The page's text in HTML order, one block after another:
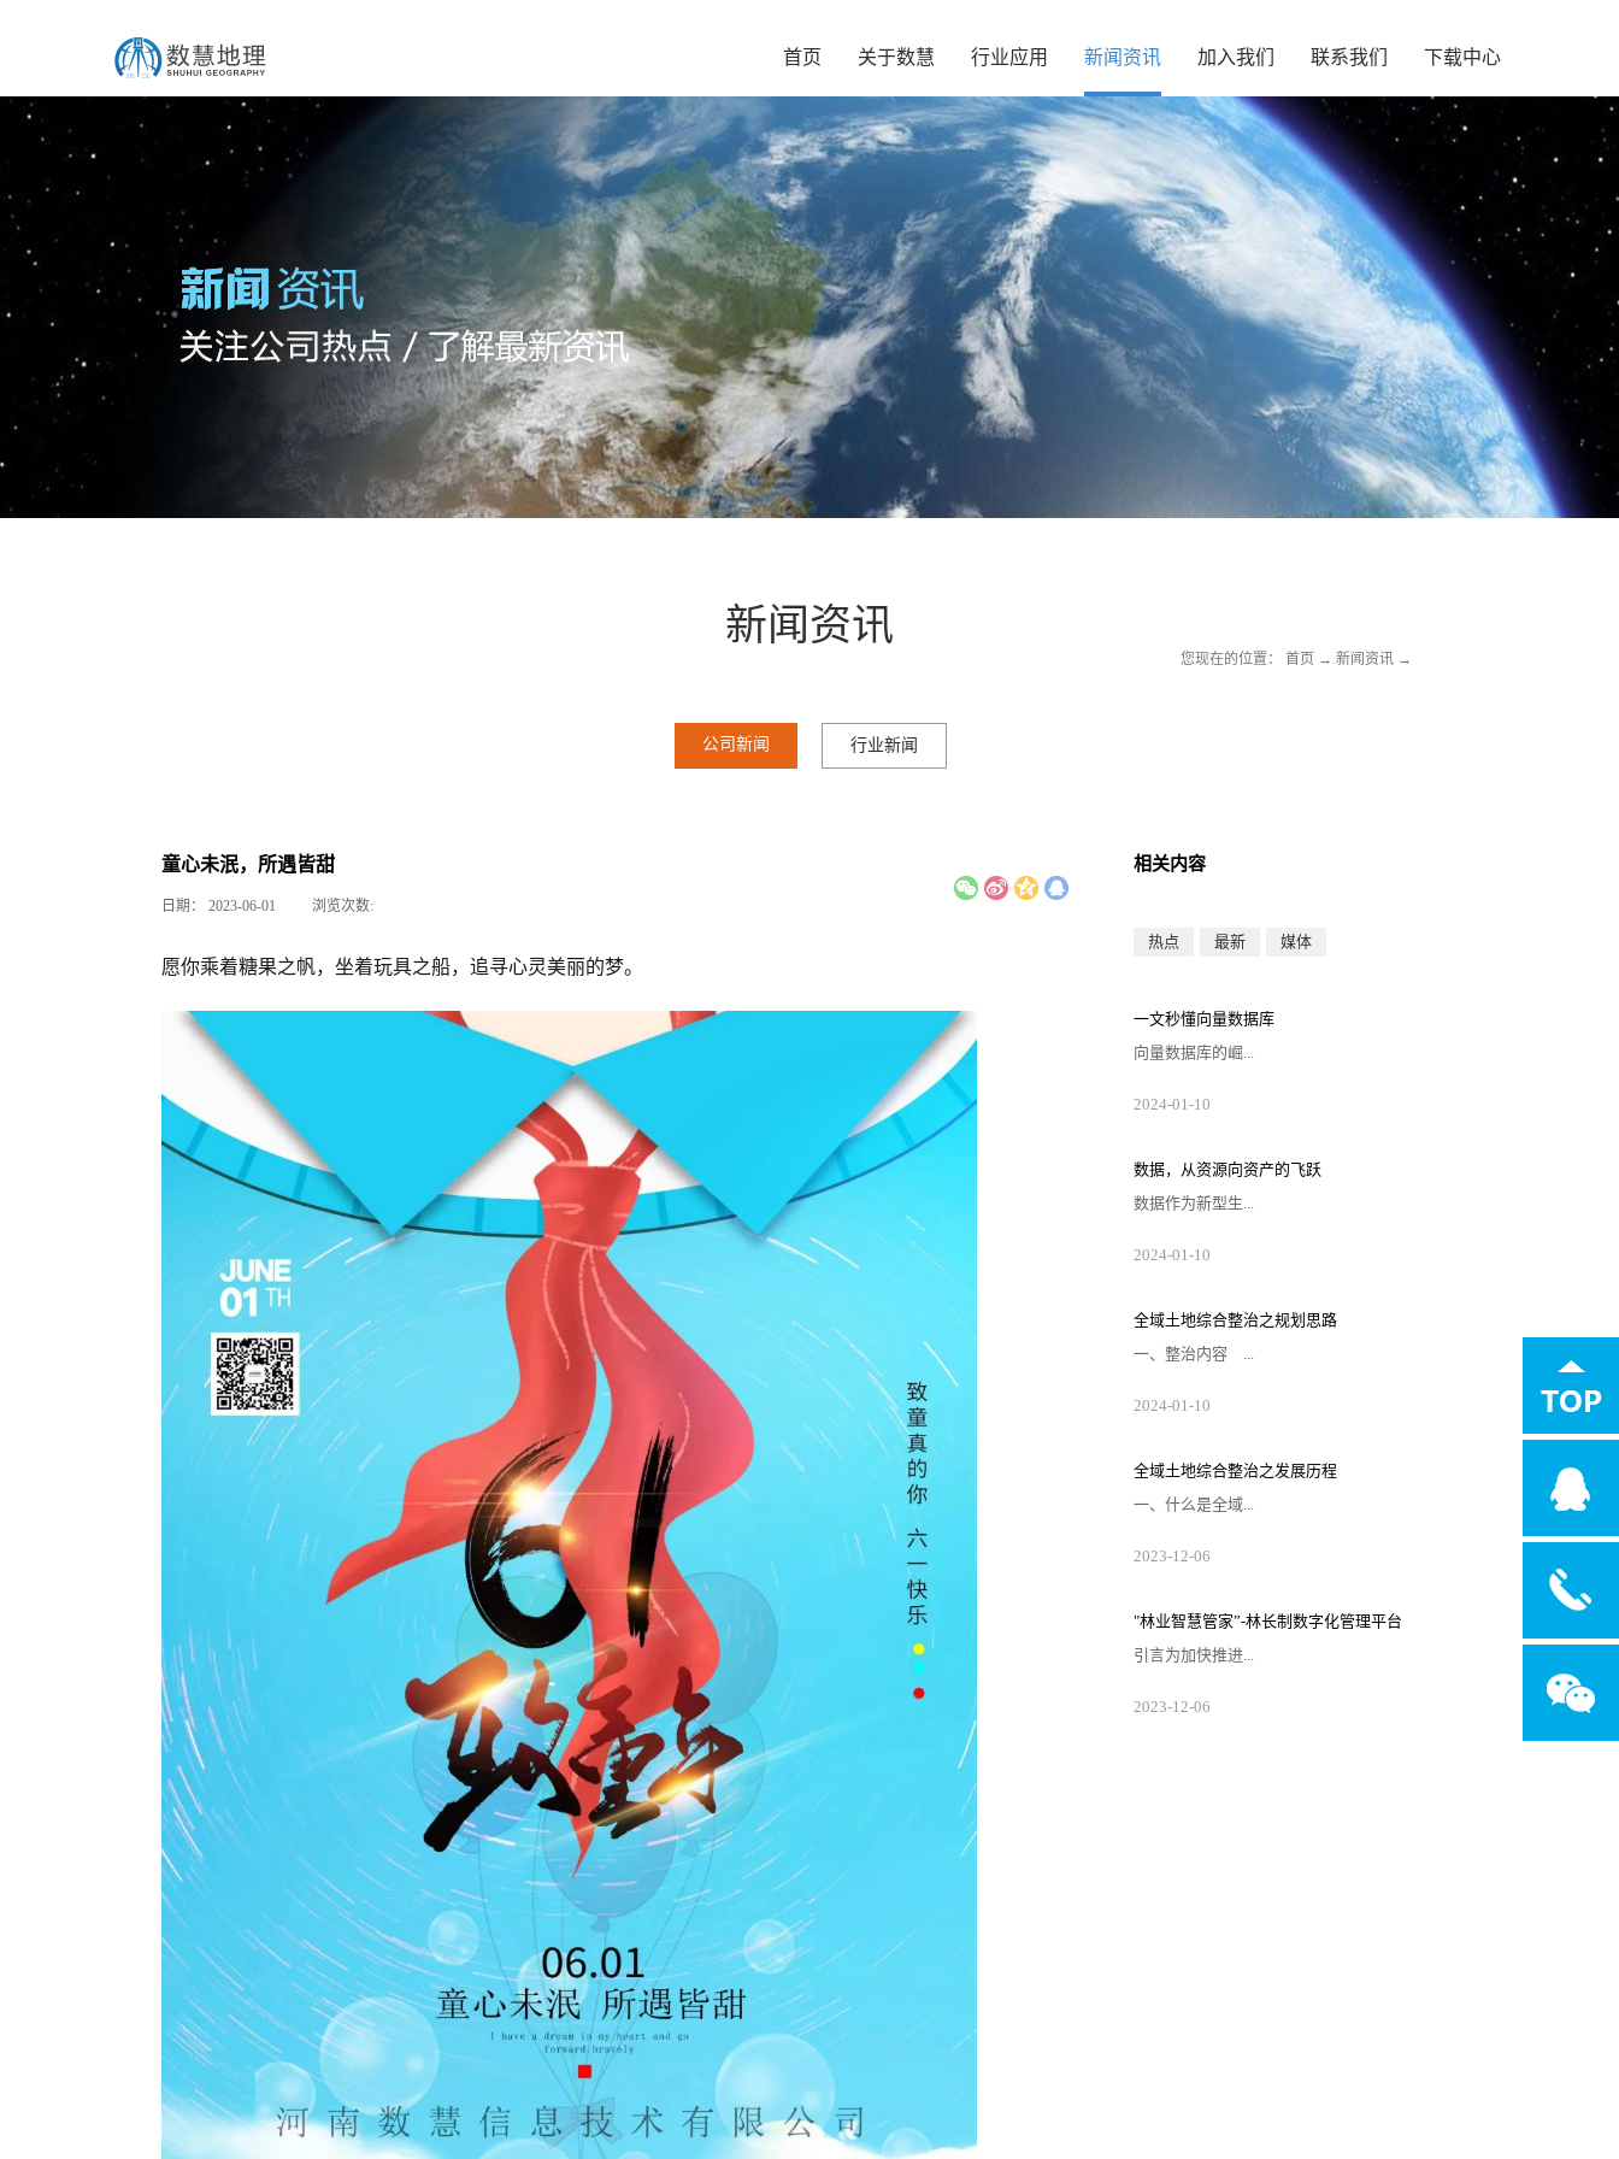
首页 关于数慧 行业应用 新闻资讯 加入我们 联系我们 下载中心
新闻资讯
您现在的位置： 首页 → 新闻资讯 →
公司新闻 行业新闻
童心未泯，所遇皆甜
日期： 2023-06-01 浏览次数:
愿你乘着糖果之帆，坐着玩具之船，追寻心灵美丽的梦。
相关内容
热点 最新 媒体
一文秒懂向量数据库
向量数据库的崛...
起向量数据库最初是为了解决大规模数据的相
似性搜索和推荐问题而设计的，比较著名的有
显得力不从心，而向量数据库凭借其高效的数
据表达和检索能力迅速成为推荐系统的核心引
擎。在大语言模型兴起之前，向量数据库已经
被广泛应用于搜索和推荐场景。它通过将数据
2024-01-10
数据，从资源向资产的飞跃
数据作为新型生...
产要素，是数字化、网络化、智能化的基础，
已快速融入生产、分配、流通、消费和社会服
印发关于构建更加完善的要素市场化配置体制
机制的意见》就已将数据要素与土地、劳动
力、资本、技术四大要素并列，成为第五大生
产要素。土地要素是一切生产经营活动不可或
2024-01-10
全域土地综合整治之规划思路
一、整治内容 ...
全域土地综合整治涵盖农用地整理、建设用
地整理、乡村生态保护修复、乡村历史文化保
我们通常说的土地整理项目。包括高标准农田
建设、“旱改水”、宜林地和园地整治、污染土
壤修复等。 2、建设用地整理 包括闲置
农村宅基地、土坯房、历史遗留工矿废弃地、
2024-01-10
全域土地综合整治之发展历程
一、什么是全域...
土地综合整治全域土地综合整治是在一定区域
内，以“全地域、全要素、全周期、全链条”为
体推进农用地整治、建设用地整治、人居环境
改善、生态保护修复、特色资源保护与开发、
乡村产业发展，优化生产、生活、生态格局，
强化要素保障，支撑城乡高质量发展和区域协
2023-12-06
"林业智慧管家”-林长制数字化管理平台
引言为加快推进...
生态文明和美丽中国建设，国家全面推行了以
保护发展森林草原资源为目标，以压实地方党
2023-12-06